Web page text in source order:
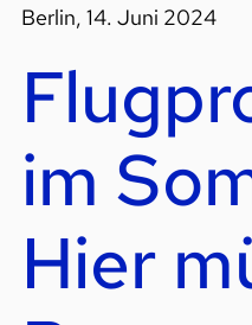
Berlin, 14. Juni 2024
im
Hier